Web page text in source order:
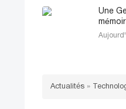
Une
Actualités »